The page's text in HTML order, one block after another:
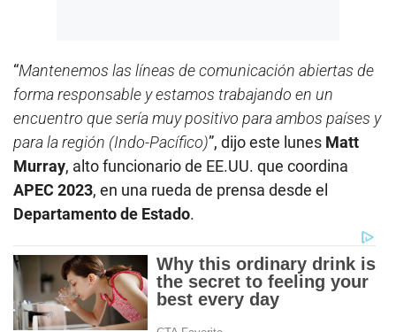
“Mantenemos las líneas de comunicación abiertas de
forma responsable y estamos trabajando en un
encuentro que sería muy positivo para ambos países y
para la región (Indo-Pacífico)”, dijo este lunes Matt
Murray, alto funcionario de EE.UU. que coordina
APEC 2023, en una rueda de prensa desde el
Departamento de Estado.